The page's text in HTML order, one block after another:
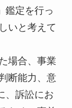
鑑定を行っ
いと考えて
場合、事業
断能力、意
、訴訟にお